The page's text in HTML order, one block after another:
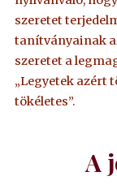
szeretet
tanítványainak
szeretet a
„Legyetek azért
tökéletes”.
A